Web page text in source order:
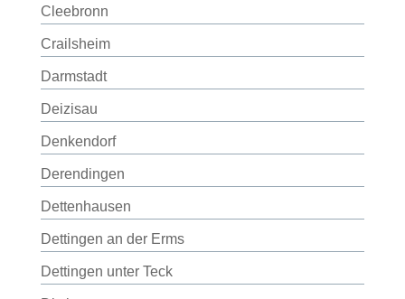
Cleebronn
Crailsheim
Darmstadt
Deizisau
Denkendorf
Derendingen
Dettenhausen
Dettingen an der Erms
Dettingen unter Teck